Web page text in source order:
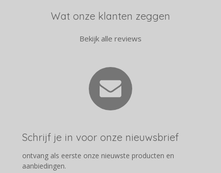
Wat onze klanten zeggen
Bekijk alle reviews
Schrijf je in voor onze nieuwsbrief
ontvang als eerste onze nieuwste producten en
aanbiedingen.